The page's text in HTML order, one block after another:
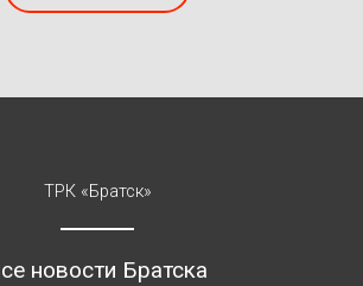
ТРК «Братск»
новости Братска